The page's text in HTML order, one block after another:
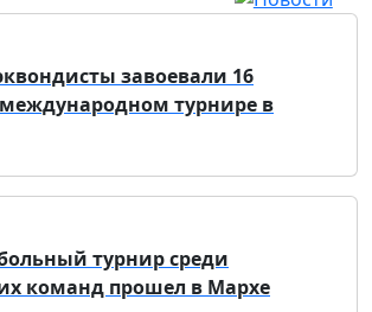
завоевали 16
турнире в
турнир среди
команд прошел в Мархе